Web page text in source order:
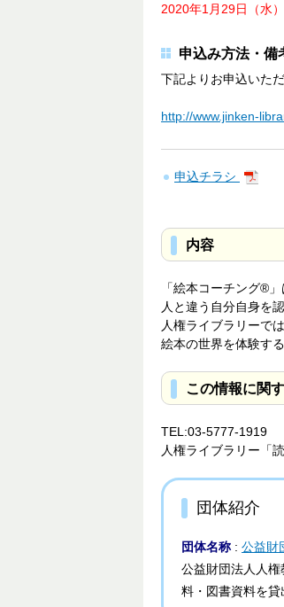
2020年1月29日（水）
申込み方法・備
下記よりお申込いた
http://www.jinken-
申込チラシ
内容
「絵本コーチング®
人と違う自分自身を
人権ライブラリーで
絵本の世界を体験す
この情報に関
TEL:03-5777-1919
人権ライブラリー「
団体紹介
団体名称 : 公益財
公益財団法人人
料・図書資料を貸